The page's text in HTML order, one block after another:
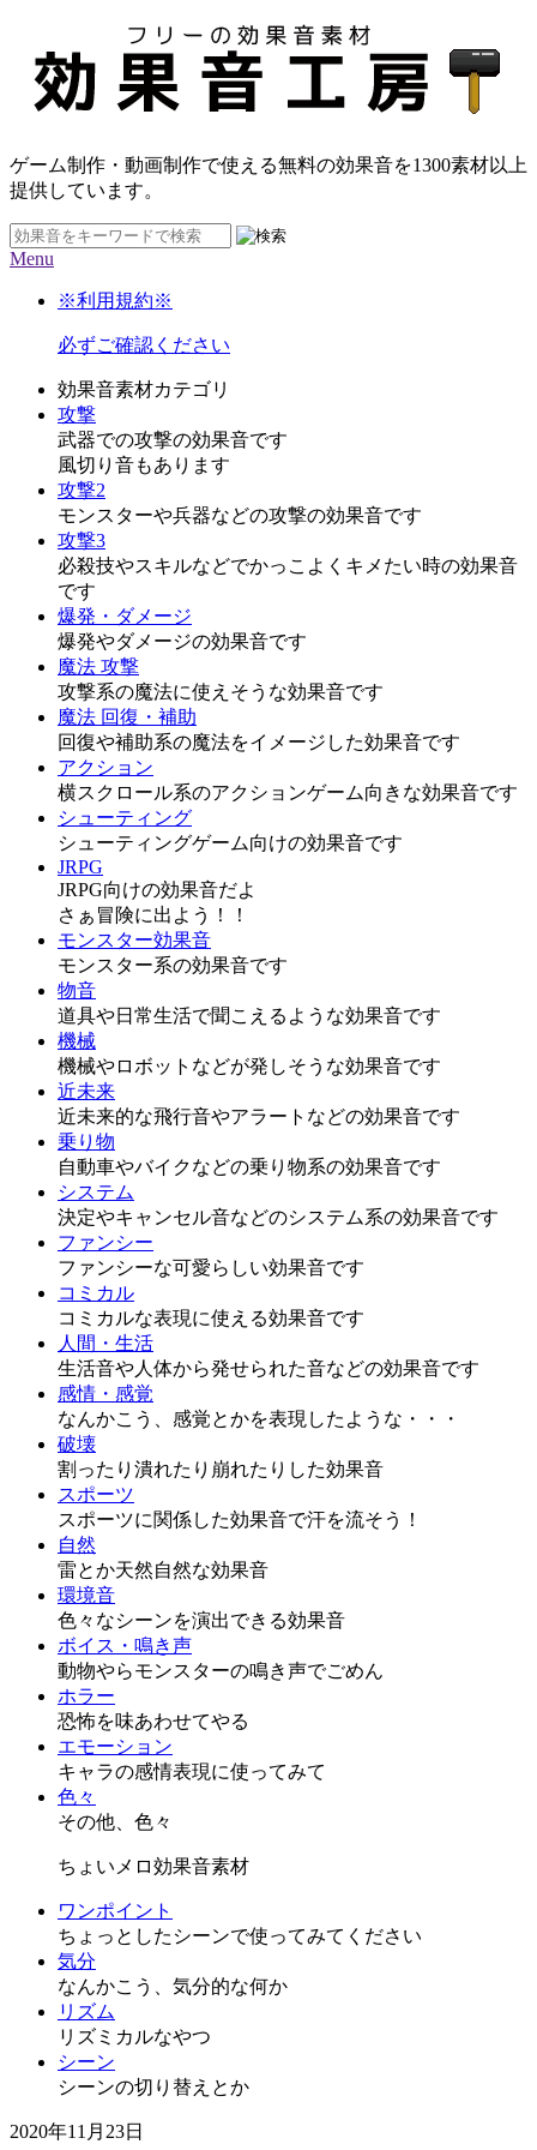
ゲーム制作・動画制作で使える無料の効果音を1300素材以上
提供しています。
Menu
※利用規約※
必ずご確認ください
効果音素材カテゴリ
攻撃
武器での攻撃の効果音です
風切り音もあります
攻撃2
モンスターや兵器などの攻撃の効果音です
攻撃3
必殺技やスキルなどでかっこよくキメたい時の効果音
です
爆発・ダメージ
爆発やダメージの効果音です
魔法 攻撃
攻撃系の魔法に使えそうな効果音です
魔法 回復・補助
回復や補助系の魔法をイメージした効果音です
アクション
横スクロール系のアクションゲーム向きな効果音です
シューティング
シューティングゲーム向けの効果音です
JRPG
JRPG向けの効果音だよ
さぁ冒険に出よう！！
モンスター効果音
モンスター系の効果音です
物音
道具や日常生活で聞こえるような効果音です
機械
機械やロボットなどが発しそうな効果音です
近未来
近未来的な飛行音やアラートなどの効果音です
乗り物
自動車やバイクなどの乗り物系の効果音です
システム
決定やキャンセル音などのシステム系の効果音です
ファンシー
ファンシーな可愛らしい効果音です
コミカル
コミカルな表現に使える効果音です
人間・生活
生活音や人体から発せられた音などの効果音です
感情・感覚
なんかこう、感覚とかを表現したような・・・
破壊
割ったり潰れたり崩れたりした効果音
スポーツ
スポーツに関係した効果音で汗を流そう！
自然
雷とか天然自然な効果音
環境音
色々なシーンを演出できる効果音
ボイス・鳴き声
動物やらモンスターの鳴き声でごめん
ホラー
恐怖を味あわせてやる
エモーション
キャラの感情表現に使ってみて
色々
その他、色々
ちょいメロ効果音素材
ワンポイント
ちょっとしたシーンで使ってみてください
気分
なんかこう、気分的な何か
リズム
リズミカルなやつ
シーン
シーンの切り替えとか
2020年11月23日